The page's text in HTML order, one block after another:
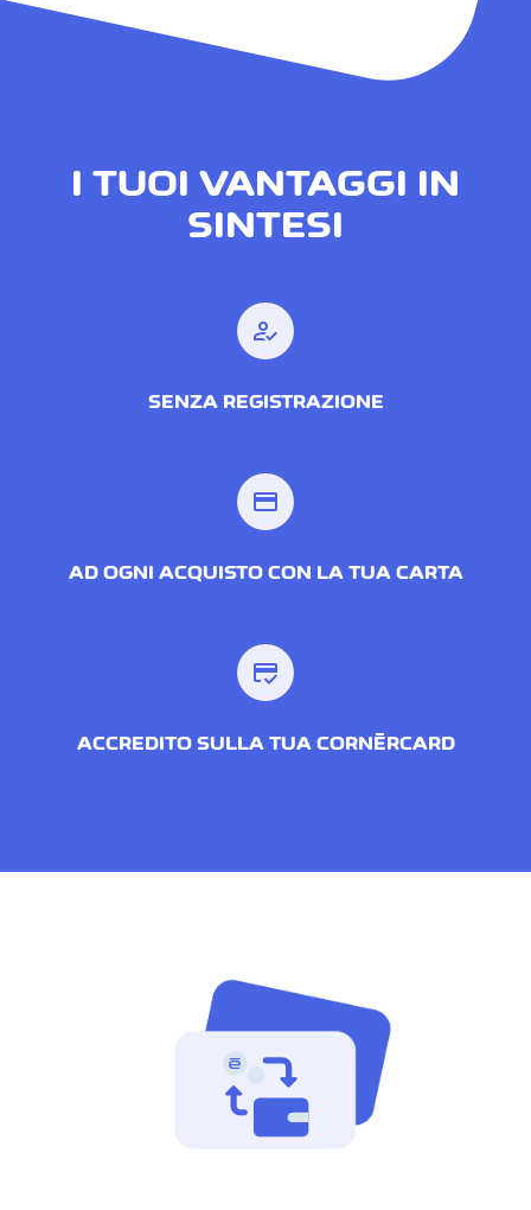
I TUOI VANTAGGI IN
SINTESI
how_to_reg
SENZA REGISTRAZIONE
credit_card
AD OGNI ACQUISTO CON LA TUA CARTA
credit_score
ACCREDITO SULLA TUA CORNÈRCARD